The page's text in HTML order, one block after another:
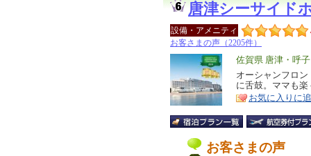
唐津シーサイド
設備・アメニティ
お客さまの声（2205件）
エ
リ
ア
佐賀県 唐津・呼子
特
徴
オーシャンフロ
に舌鼓。ママも
お気に入りに
お客さまの声